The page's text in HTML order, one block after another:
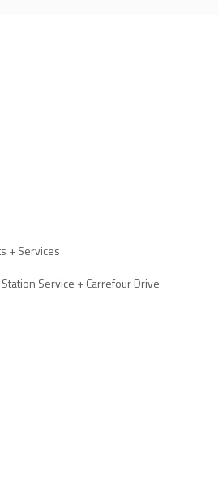
+ Services
Service + Carrefour Drive